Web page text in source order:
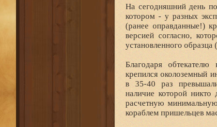
На сегодняшний день
котором - у разных
(ранее оправданные!)
версией согласно,
установленного
Благодаря
крепился околоземный
в 35-40 раз
наличие которой
расчетную
кораблем пришельцев